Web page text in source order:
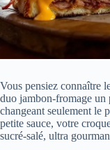
Vous pensiez connaître
duo jambon-fromage un
changeant seulement le
petite sauce, votre
sucré-salé, ultra